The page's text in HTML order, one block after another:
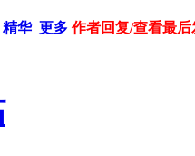
精华 更多 作者回复/查看最后